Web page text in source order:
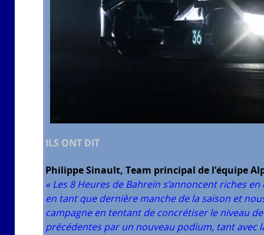
ILS ONT DIT
Philippe Sinault, Team principal de l’équipe
« Les 8 Heures de Bahreïn s’annoncent riches
en tant que dernière manche de la saison et
campagne en tentant de concrétiser le niveau
précédentes par un nouveau podium, tant avec